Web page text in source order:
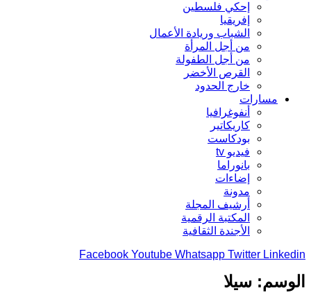
إحكي فلسطين
إفريقيا
الشباب وريادة الأعمال
من أجل المرأة
من أجل الطفولة
القرص الأخضر
خارج الحدود
مسارات
أنفوغرافيا
كاريكاتير
بودكاست
فيديو tv
بانوراما
إضاءات
مدونة
أرشيف المجلة
المكتبة الرقمية
الأجندة الثقافية
Facebook Youtube Whatsapp Twitter Linkedin
الوسم: سيلا